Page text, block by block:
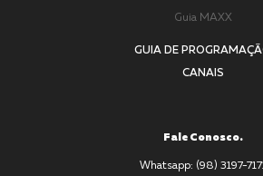
Guia MAXX
GUIA DE
CANAIS
Fale Conosco.
Whatsapp: (98) 3197-